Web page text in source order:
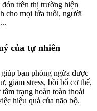
trên thị trường hiện
cho mọi lứa tuổi, người
của tự nhiên
bạn phòng ngừa được
giảm stress, bồi bổ cơ thể,
trạng hoàn toàn thoải
hiệu quả của não bộ.